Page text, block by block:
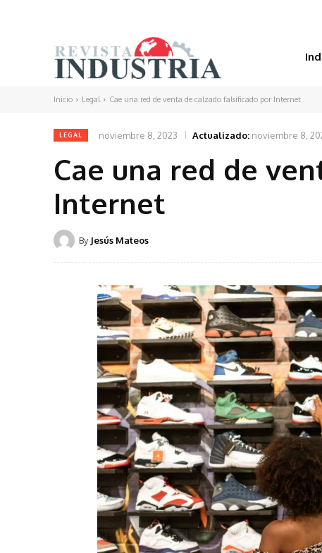
Inicio Legal Cae una red de venta de calzado falsificado por Internet
LEGAL noviembre 8, 2023 Actualizado: noviembre 8,
Cae una red de
Internet
By Jesús Mateos